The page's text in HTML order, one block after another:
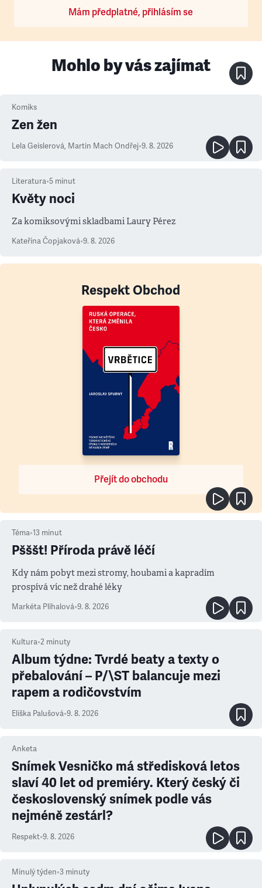
Mám předplatné, přihlásím se
Mohlo by vás zajímat
Komiks
Zen žen
Lela Geislerová, Martin Mach Ondřej•9. 8. 2026
Literatura•5 minut
Květy noci
Za komiksovými skladbami Laury Pérez
Kateřina Čopjaková•9. 8. 2026
Respekt Obchod
Přejít do obchodu
Téma•13 minut
Pšššt! Příroda právě léčí
Kdy nám pobyt mezi stromy, houbami a kapradím
prospívá víc než drahé léky
Markéta Plíhalová•9. 8. 2026
Kultura•2 minuty
Album týdne: Tvrdé beaty a texty o
přebalování – P/\ST balancuje mezi
rapem a rodičovstvím
Eliška Palušová•9. 8. 2026
Anketa
Snímek Vesničko má středisková letos
slaví 40 let od premiéry. Který český či
československý snímek podle vás
nejméně zestárl?
Respekt•9. 8. 2026
Minulý týden•3 minuty